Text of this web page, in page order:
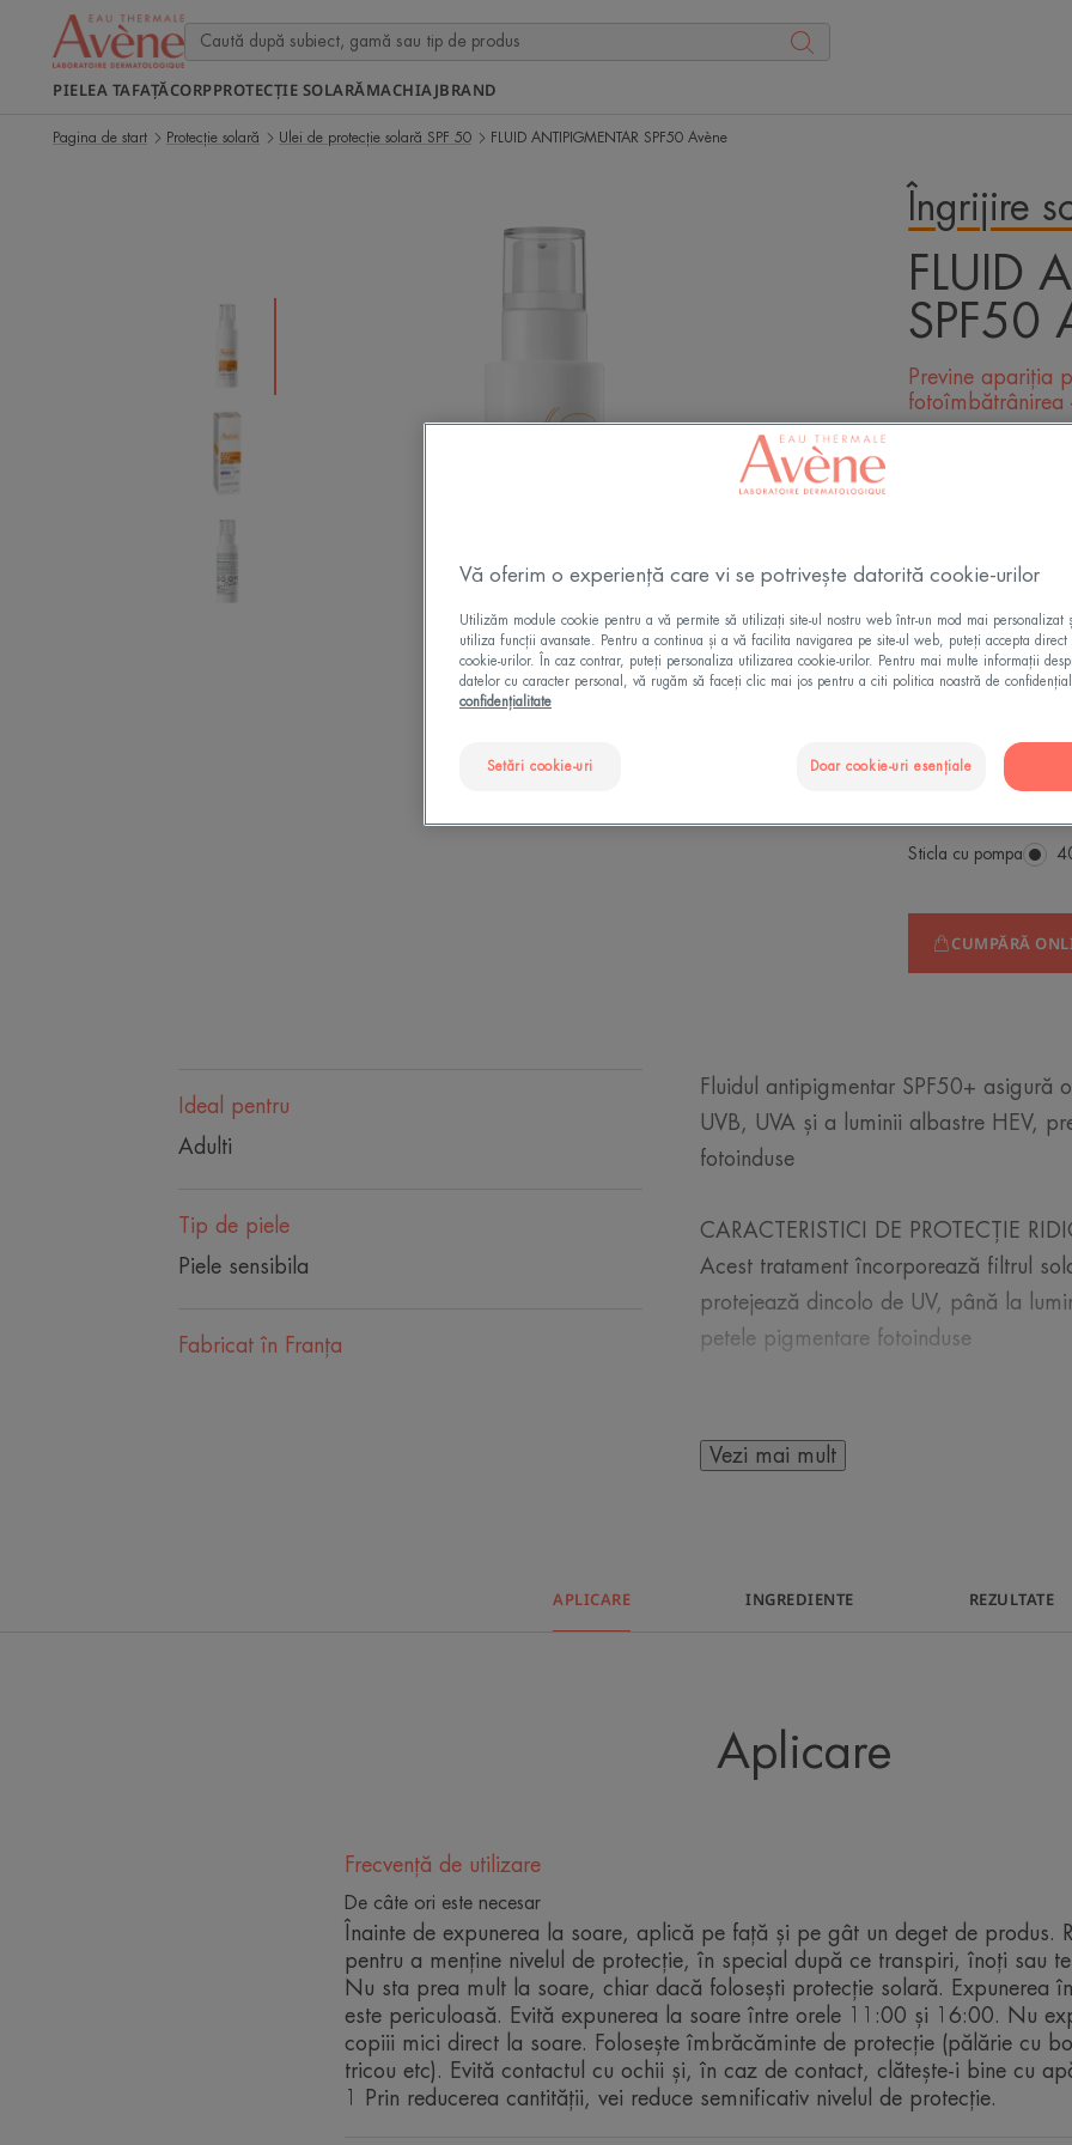
PIELEA TAFAȚĂCORPPROTECȚIE SOLARĂMACHIAJBRAND
Pagina de start Protecție solară Ulei de protecție solară SPF 50 FLUID ANTIPIGMENTAR SPF50 Avène
Îngrijire
FLUID
SPF50
Previne apariția
fotoîmbătrânirea
Protecție solară
lejeră pentru
Protejează
Uniformitatea
Bună toleranță,
Textură fluidă și
Bună toleranță,
Textură fluidă și
Sticla cu pompa
CUMPĂRĂ
Ideal pentru
Adulti
Tip de piele
Piele sensibila
Fabricat în Franţa
Fluidul antipigmentar SPF50+ asigură
UVB, UVA și a luminii albastre HEV,
fotoinduse
CARACTERISTICI DE PROTECȚIE
Acest tratament încorporează filtrul
protejează dincolo de UV, până la
petele pigmentare fotoinduse
Oferă hidratare cu o textură lejeră cu
Acest tratament corectează și previne
sensibilă.
Antioxidant: contribuie la protejarea
Antipigmentare: Previne și corectează
RECICLARE
Vezi mai mult
APLICARE INGREDIENTE REZULTATE
Aplicare
Frecvență de utilizare
De câte ori este necesar
Înainte de expunerea la soare, aplică pe față și pe gât un deget de produs.
pentru a menține nivelul de protecție, în special după ce transpiri, înoți sau
Nu sta prea mult la soare, chiar dacă folosești protecție solară. Expunerea
este periculoasă. Evită expunerea la soare între orele 11:00 și 16:00. Nu
copiii mici direct la soare. Folosește îmbrăcăminte de protecție (pălărie cu
tricou etc). Evită contactul cu ochii și, în caz de contact, clătește-i bine cu
1 Prin reducerea cantității, vei reduce semnificativ nivelul de protecție.
Vă oferim o experiență care vi se potrivește datorită cookie-urilor
Utilizăm module cookie pentru a vă permite să utilizați site-ul nostru web într-un mod mai personalizat
utiliza funcții avansate. Pentru a continua și a vă facilita navigarea pe site-ul web, puteți accepta direct
cookie-urilor. În caz contrar, puteți personaliza utilizarea cookie-urilor. Pentru mai multe informații
datelor cu caracter personal, vă rugăm să faceți clic mai jos pentru a citi politica noastră de
confidențialitate
Setări cookie-uri Doar cookie-uri esențiale